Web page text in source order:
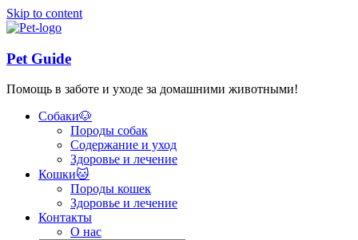
Skip to content
Pet Guide
Помощь в заботе и уходе за домашними животными!
Собаки🐶
Породы собак
Содержание и уход
Здоровье и лечение
Кошки🐱
Породы кошек
Здоровье и лечение
Контакты
О нас